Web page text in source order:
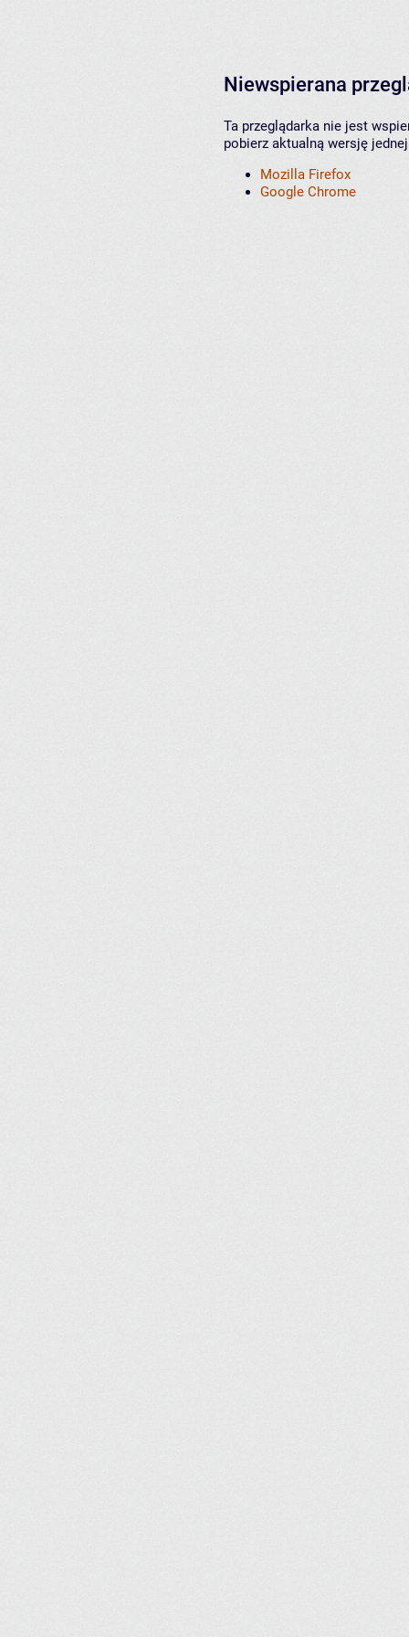
Niewspierana
Ta przeglądarka nie jest
pobierz aktualną wersję
Mozilla Firefox
Google Chrome